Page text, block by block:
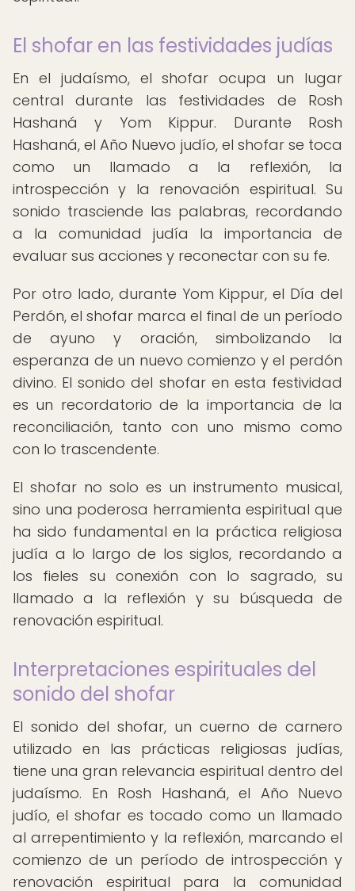
El shofar en las festividades judías
En el judaísmo, el shofar ocupa un lugar
central durante las festividades de Rosh
Hashaná y Yom Kippur. Durante Rosh
Hashaná, el Año Nuevo judío, el shofar se toca
como un llamado a la reflexión, la
introspección y la renovación espiritual. Su
sonido trasciende las palabras, recordando
a la comunidad judía la importancia de
evaluar sus acciones y reconectar con su fe.
Por otro lado, durante Yom Kippur, el Día del
Perdón, el shofar marca el final de un período
de ayuno y oración, simbolizando la
esperanza de un nuevo comienzo y el perdón
divino. El sonido del shofar en esta festividad
es un recordatorio de la importancia de la
reconciliación, tanto con uno mismo como
con lo trascendente.
El shofar no solo es un instrumento musical,
sino una poderosa herramienta espiritual que
ha sido fundamental en la práctica religiosa
judía a lo largo de los siglos, recordando a
los fieles su conexión con lo sagrado, su
llamado a la reflexión y su búsqueda de
renovación espiritual.
Interpretaciones espirituales del
sonido del shofar
El sonido del shofar, un cuerno de carnero
utilizado en las prácticas religiosas judías,
tiene una gran relevancia espiritual dentro del
judaísmo. En Rosh Hashaná, el Año Nuevo
judío, el shofar es tocado como un llamado
al arrepentimiento y la reflexión, marcando el
comienzo de un período de introspección y
renovación espiritual para la comunidad